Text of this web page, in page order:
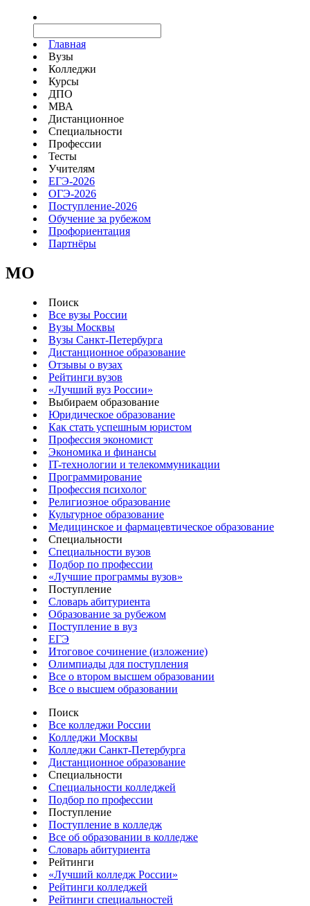
Главная
Вузы
Колледжи
Курсы
ДПО
МВА
Дистанционное
Специальности
Профессии
Тесты
Учителям
ЕГЭ-2026
ОГЭ-2026
Поступление-2026
Обучение за рубежом
Профориентация
Партнёры
MO
Поиск
Все вузы России
Вузы Москвы
Вузы Санкт-Петербурга
Дистанционное образование
Отзывы о вузах
Рейтинги вузов
«Лучший вуз России»
Выбираем образование
Юридическое образование
Как стать успешным юристом
Профессия экономист
Экономика и финансы
IT-технологии и телекоммуникации
Программирование
Профессия психолог
Религиозное образование
Культурное образование
Медицинское и фармацевтическое образование
Специальности
Специальности вузов
Подбор по профессии
«Лучшие программы вузов»
Поступление
Словарь абитуриента
Образование за рубежом
Поступление в вуз
ЕГЭ
Итоговое сочинение (изложение)
Олимпиады для поступления
Все о втором высшем образовании
Все о высшем образовании
Поиск
Все колледжи России
Колледжи Москвы
Колледжи Санкт-Петербурга
Дистанционное образование
Специальности
Специальности колледжей
Подбор по профессии
Поступление
Поступление в колледж
Все об образовании в колледже
Словарь абитуриента
Рейтинги
«Лучший колледж России»
Рейтинги колледжей
Рейтинги специальностей